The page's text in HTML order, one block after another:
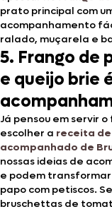
prato principal com
acompanhamento
ralado, muçarela e
5. Frango de
e queijo brie
Já pensou em servir
escolher a receita de
acompanhado de
nossas ideias de
e podem
papo com petiscos.
bruschettas de